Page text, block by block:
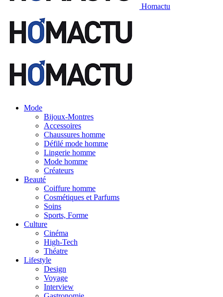
Homactu
Mode
Bijoux-Montres
Accessoires
Chaussures homme
Défilé mode homme
Lingerie homme
Mode homme
Créateurs
Beauté
Coiffure homme
Cosmétiques et Parfums
Soins
Sports, Forme
Culture
Cinéma
High-Tech
Théatre
Lifestyle
Design
Voyage
Interview